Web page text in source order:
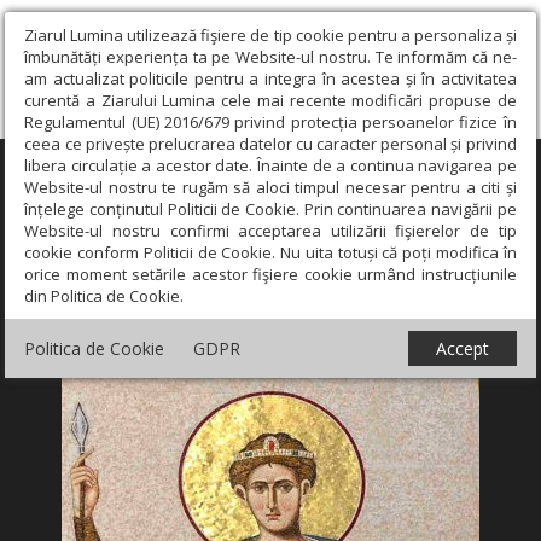
Ziarul Lumina utilizează fişiere de tip cookie pentru a personaliza și
îmbunătăți experiența ta pe Website-ul nostru. Te informăm că ne-
am actualizat politicile pentru a integra în acestea și în activitatea
curentă a Ziarului Lumina cele mai recente modificări propuse de
Regulamentul (UE) 2016/679 privind protecția persoanelor fizice în
ceea ce privește prelucrarea datelor cu caracter personal și privind
libera circulație a acestor date. Înainte de a continua navigarea pe
Website-ul nostru te rugăm să aloci timpul necesar pentru a citi și
înțelege conținutul Politicii de Cookie. Prin continuarea navigării pe
Website-ul nostru confirmi acceptarea utilizării fişierelor de tip
cookie conform Politicii de Cookie. Nu uita totuși că poți modifica în
orice moment setările acestor fişiere cookie urmând instrucțiunile
din Politica de Cookie.
Politica de Cookie GDPR Accept
×